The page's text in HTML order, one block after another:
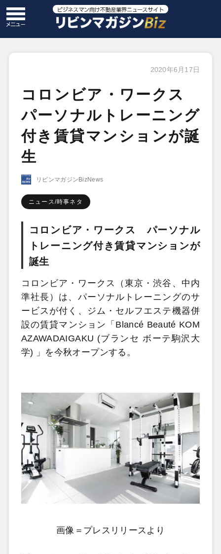
2020年6月17日
コロンビア・ワークス
パーソナルトレーニング
付き賃貸マンションが誕
生
リビンマガジンBizNews
ニュース/時事ネタ
コロンビア・ワークス パーソナル
トレーニング付き賃貸マンションが
誕生
コロンビア・ワークス（東京・渋谷、中内
準社長）は、パーソナルトレーニングのサ
ービスが付く、ジム・セルフエステ機器併
設の賃貸マンション「Blancé Beauté KOM
AZAWADAIGAKU (ブランセ ボーテ駒沢大
学) 」を今秋オープンする。
画像＝プレスリリースより